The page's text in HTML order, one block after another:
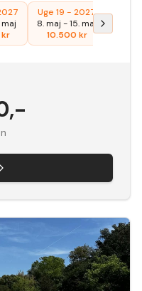
maj
kr
Uge 19 - 2027
8. maj -15. maj
10.500 kr
,-